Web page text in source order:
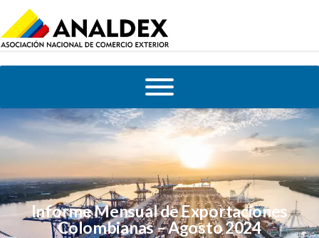
Informe Mensual de Exportaciones
Colombianas – Agosto 2024